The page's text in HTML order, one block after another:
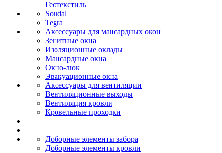
Геотекстиль
Soudal
Tegra
Аксессуары для мансардных окон
Зенитные окна
Изоляционные оклады
Мансардные окна
Окно-люк
Эвакуационные окна
Аксессуары для вентиляции
Вентиляционные выходы
Вентиляция кровли
Кровельные проходки
Доборные элементы забора
Доборные элементы кровли